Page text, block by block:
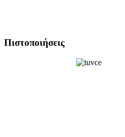
Πιστοποιήσεις